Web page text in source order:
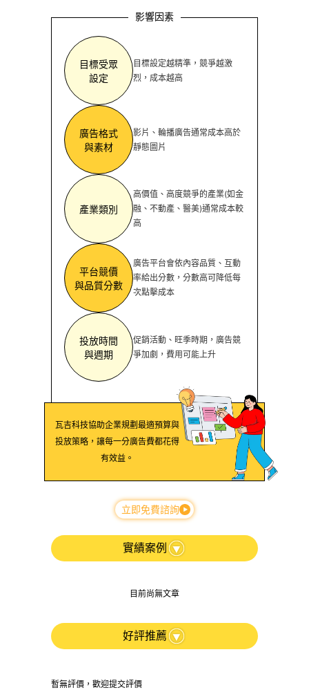
影響因素
目標受眾
設定
目標設定越精準，競爭越激
烈，成本越高
廣告格式
與素材
影片、輪播廣告通常成本高於
靜態圖片
產業類別
高價值、高度競爭的產業(如金
融、不動產、醫美)通常成本較
高
平台競價
與品質分數
廣告平台會依內容品質、互動
率給出分數，分數高可降低每
次點擊成本
投放時間
與週期
促銷活動、旺季時期，廣告競
爭加劇，費用可能上升
瓦吉科技協助企業規劃最適預算與
投放策略，讓每一分廣告費都花得
有效益。
立即免費諮詢
實績案例
目前尚無文章
好評推薦
暫無評價，歡迎提交評價